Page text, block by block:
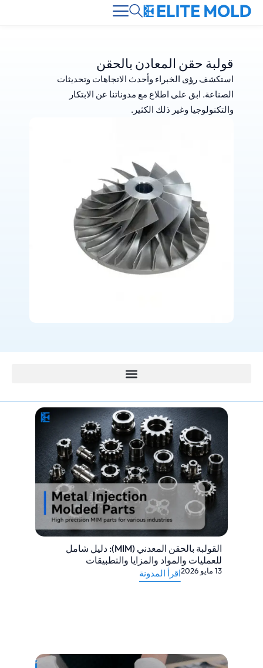
قولبة حقن المعادن بالحقن
استكشف رؤى الخبراء وأحدث الاتجاهات وتحديثات
الصناعة. ابق على اطلاع مع مدوناتنا عن الابتكار
والتكنولوجيا وغير ذلك الكثير.
القولبة بالحقن المعدني (MIM): دليل شامل
للعمليات والمواد والمزايا والتطبيقات
13 مايو 2026 اقرأ المدونة